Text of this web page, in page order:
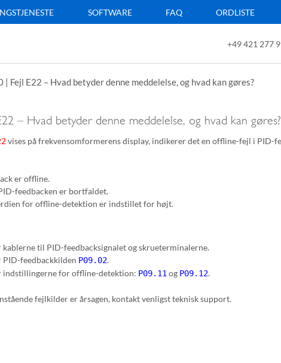
SOFTWARE FAQ ORDLISTE
+49 421 277
| Fejl E22 – Hvad betyder denne meddelelse, og hvad kan gøres?
– Hvad betyder denne meddelelse, og hvad kan gøres?
vises på frekvensomformerens display, indikerer det en offline-fejl i PID-
er offline.
feedbacken er bortfaldet.
for offline-detektion er indstillet for højt.
til PID-feedbacksignalet og skrueterminalerne.
feedbackkilden P09.02.
for offline-detektion: P09.11og P09.12.
fejlkilder er årsagen, kontakt venligst teknisk support.